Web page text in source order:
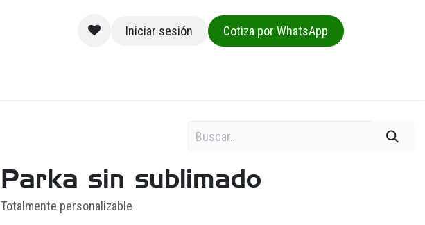
Iniciar sesión
Cotiza por WhatsApp
Parka sin sublimado
Totalmente personalizable